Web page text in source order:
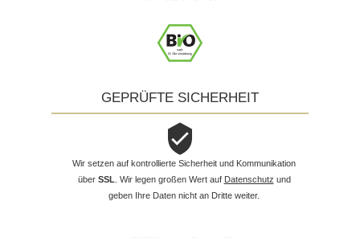
GEPRÜFTE SICHERHEIT
Wir setzen auf kontrollierte Sicherheit und Kommunikation
über SSL . Wir legen großen Wert auf Datenschutz und
geben Ihre Daten nicht an Dritte weiter.